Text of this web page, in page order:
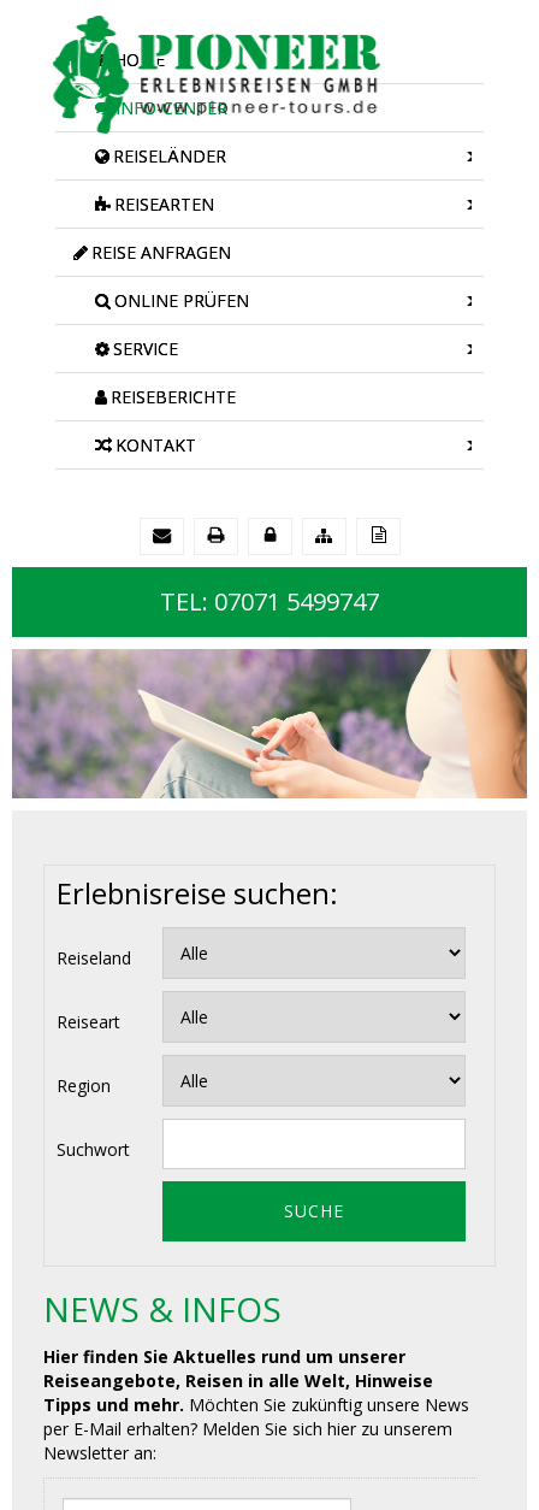
HOME
INFO-CENTER
REISELÄNDER
REISEARTEN
REISE ANFRAGEN
ONLINE PRÜFEN
SERVICE
REISEBERICHTE
KONTAKT
TEL: 07071 5499747
Erlebnisreise suchen:
Reiseland
Reiseart
Region
Suchwort
NEWS & INFOS
Hier finden Sie Aktuelles rund um unserer
Reiseangebote, Reisen in alle Welt, Hinweise
Tipps und mehr. Möchten Sie zukünftig unsere News
per E-Mail erhalten? Melden Sie sich hier zu unserem
Newsletter an: